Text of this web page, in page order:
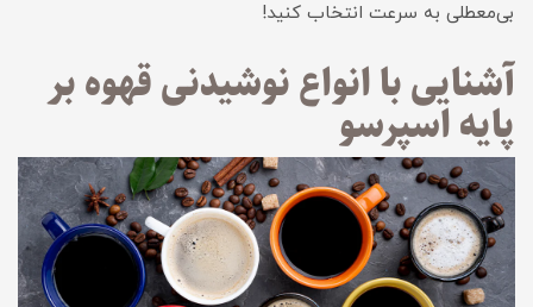
بی‌معطلی به سرعت انتخاب کنید!
آشنایی با انواع نوشیدنی قهوه بر
پایه اسپرسو